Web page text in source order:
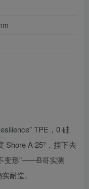
TPE，0 硅
Shore A 25°，捏下去
变形”——B哥实测
耐造。